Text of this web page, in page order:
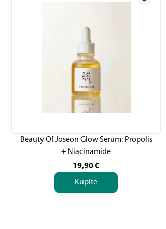
Beauty Of Joseon Glow Serum: Propolis
+ Niacinamide
19,90€
Kupite